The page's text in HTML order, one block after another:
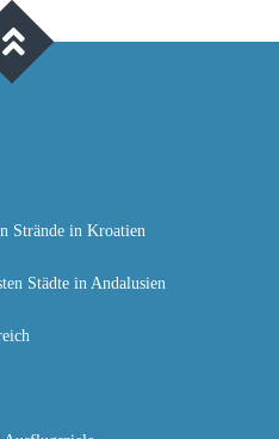
Strände in Kroatien
Städte in Andalusien